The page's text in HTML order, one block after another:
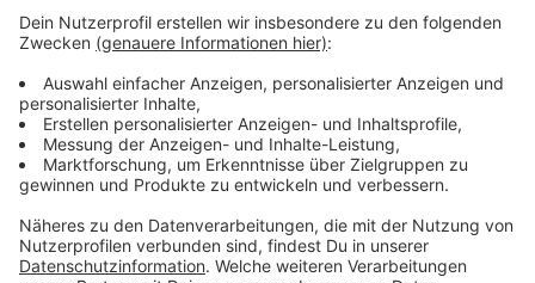
Bauland werden kann. Die TuS Mechernich bleibt so
erstmal ein Sportverein ohne echte Heimat. Die Spiele
Schulzentrum statt. Die Stadt soll jetzt alle Daten
und Fakten zu dem Thema zusammentragen und sich
auch mit möglichen Alternativen auseinandersetzen.
Dazu zählt auch, dass aus dem Eifelstadion kein
Bauland wird und es weiterhin ein Stadion bleibt.
Anzeige